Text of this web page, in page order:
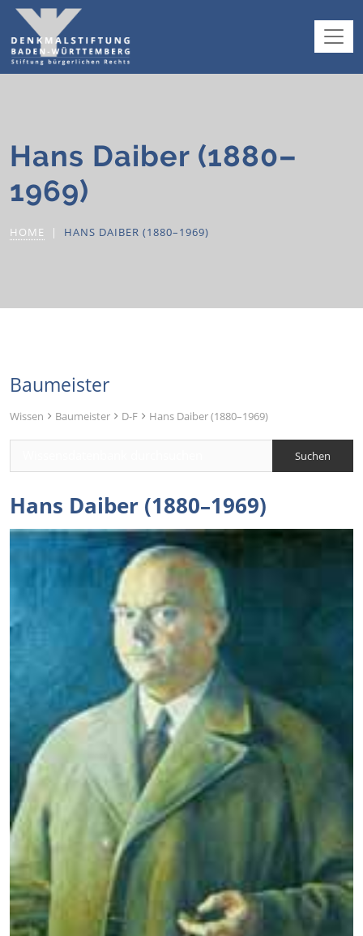
Hans Daiber (1880–
1969)
HOME HANS DAIBER (1880–1969)
Baumeister
Wissen Baumeister D-F Hans Daiber (1880–1969)
Hans Daiber (1880–1969)